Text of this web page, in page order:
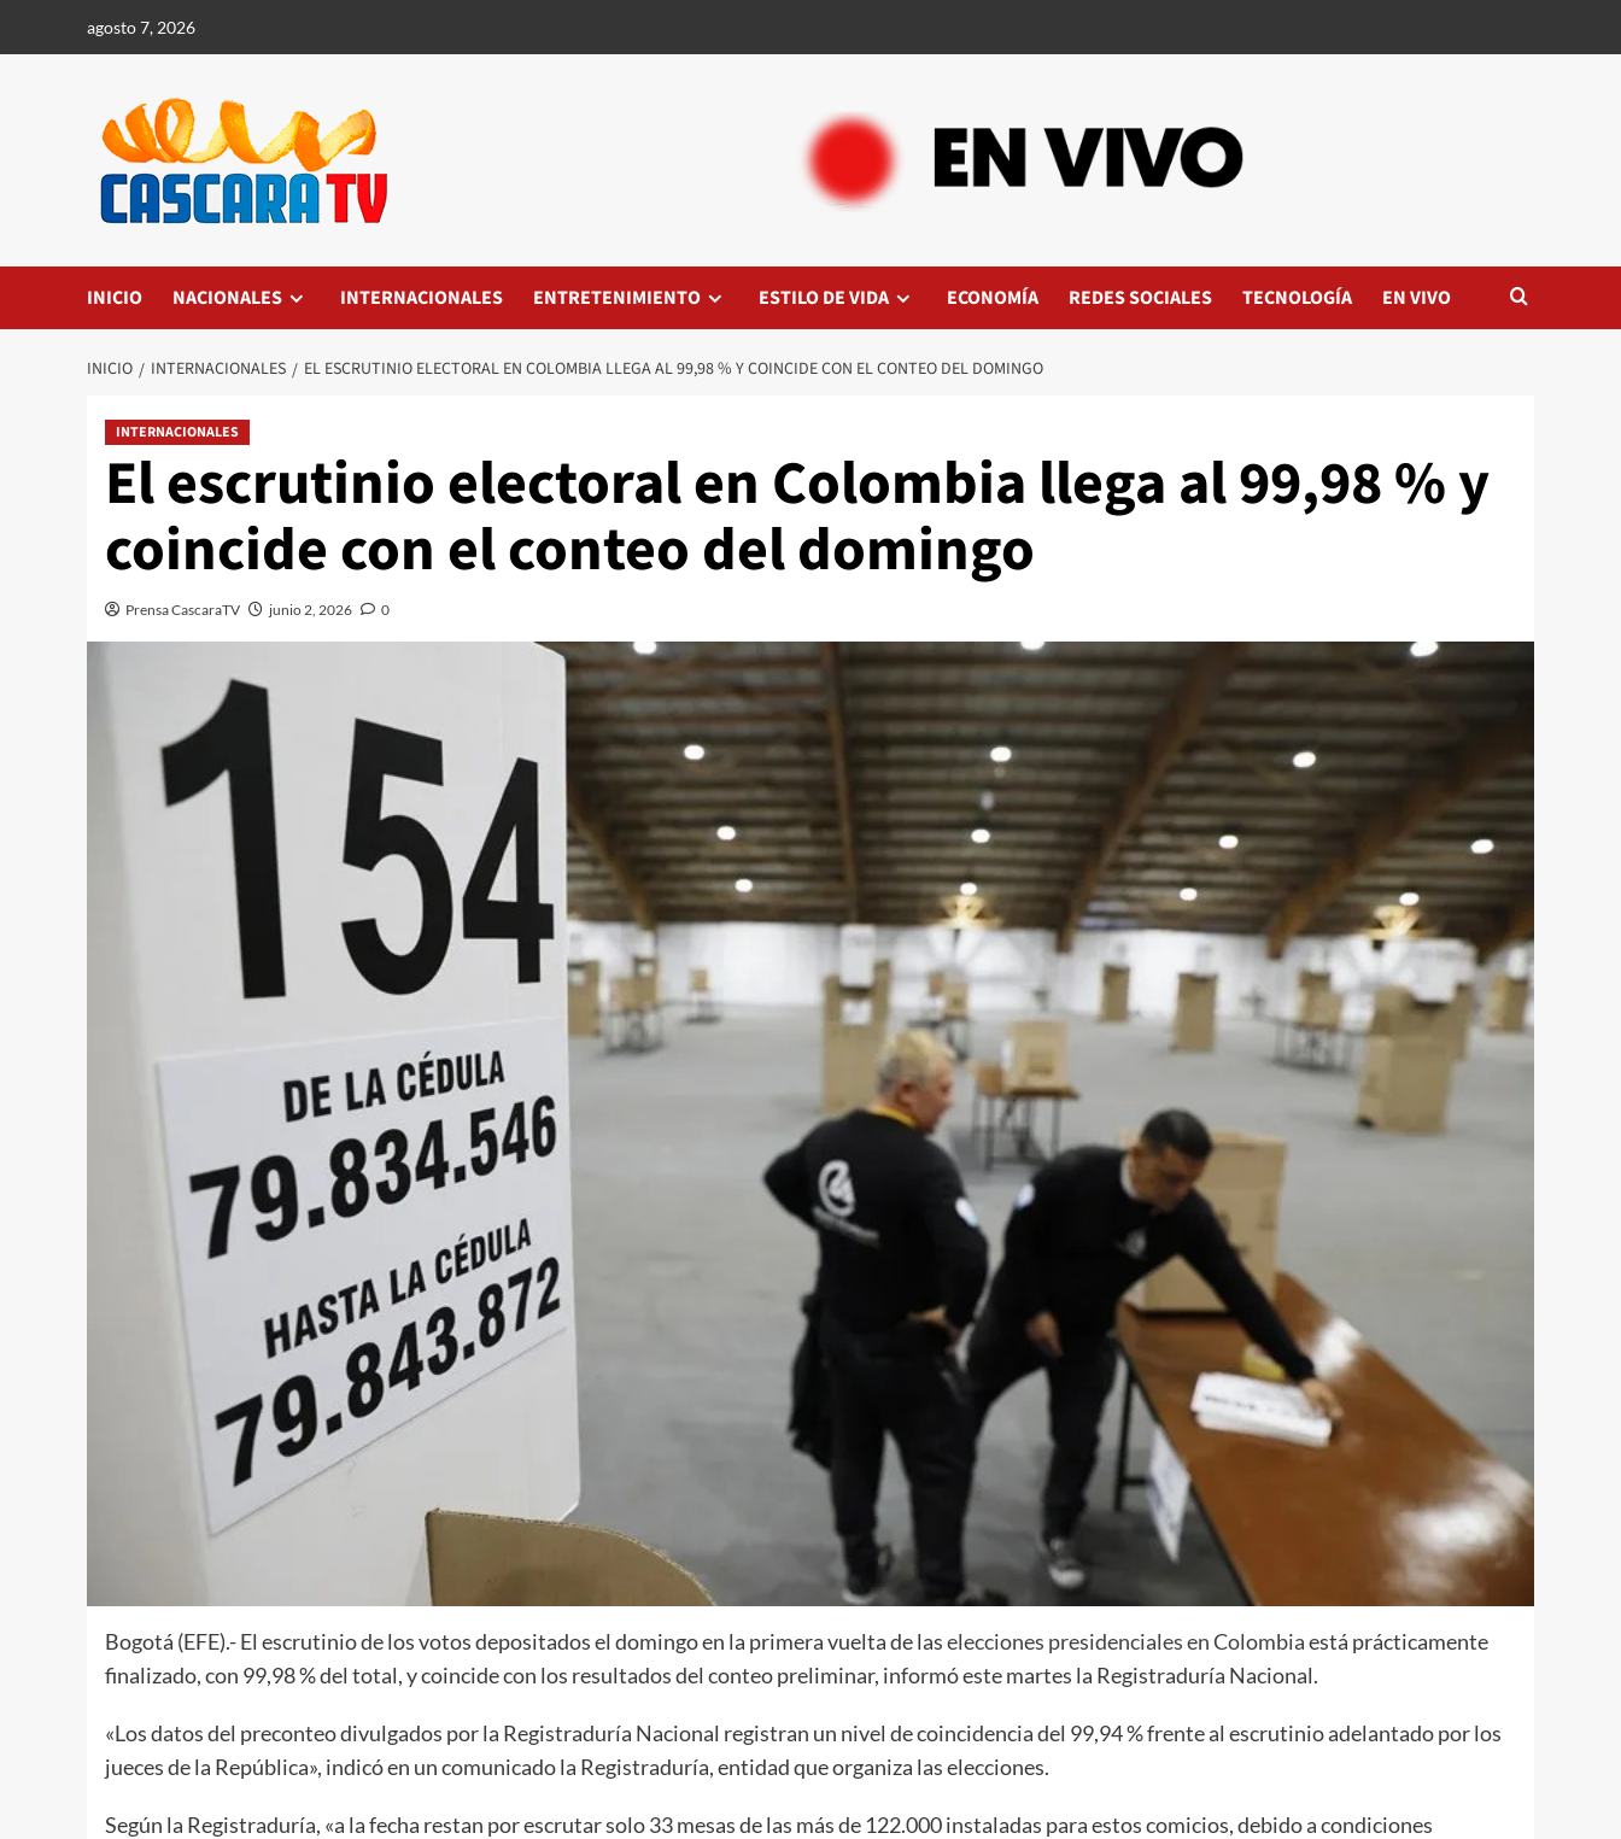
agosto 7, 2026
INICIO NACIONALES INTERNACIONALES ENTRETENIMIENTO ESTILO DE VIDA ECONOMÍA REDES SOCIALES TECNOLOGÍA EN VIVO
INICIO INTERNACIONALES EL ESCRUTINIO ELECTORAL EN COLOMBIA LLEGA AL 99,98 % Y COINCIDE CON EL CONTEO DEL DOMINGO
INTERNACIONALES
El escrutinio electoral en Colombia llega al 99,98 % y
coincide con el conteo del domingo
Prensa CascaraTV junio 2, 2026 0
Bogotá (EFE).- El escrutinio de los votos depositados el domingo en la primera vuelta de laselecciones presidenciales en Colombiaestá prácticamente
finalizado, con 99,98 % del total, y coincide con los resultados del conteo preliminar, informó este martes la Registraduría Nacional.
«Los datos del preconteo divulgados por la Registraduría Nacional registran un nivel de coincidencia del 99,94 % frente al escrutinio adelantado por los
jueces de la República», indicó en un comunicado la Registraduría, entidad que organiza las elecciones.
Según la Registraduría, «a la fecha restan por escrutar solo 33 mesas de las más de 122.000 instaladas para estos comicios, debido a condiciones